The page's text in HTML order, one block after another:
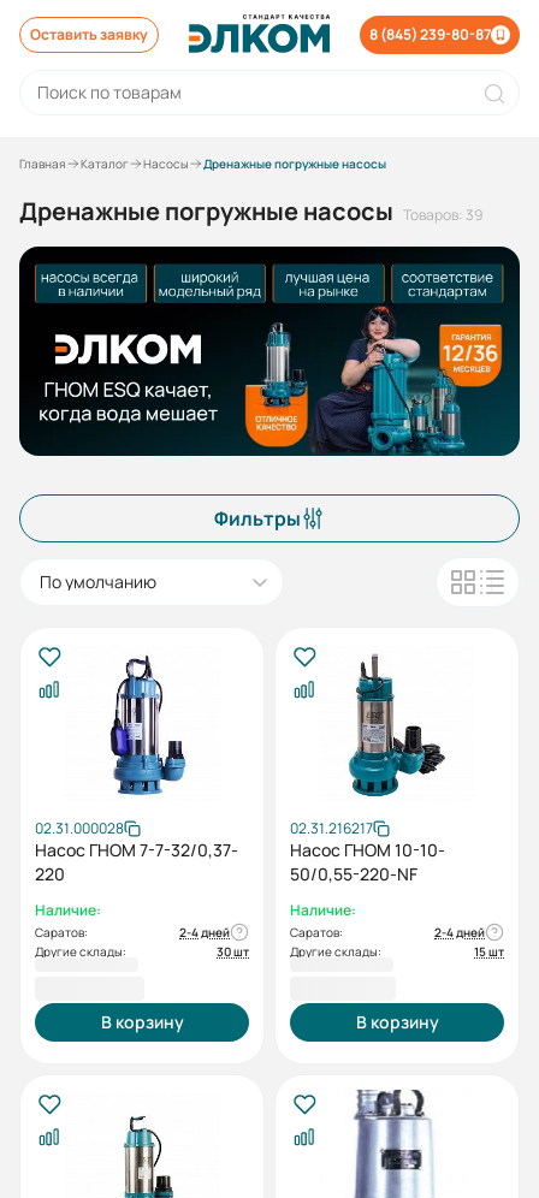
Оставить заявку 8 (845) 239-80-87
Главная Каталог Насосы Дренажные погружные насосы
Дренажные погружные насосы Товаров: 39
Фильтры
По умолчанию
02.31.000028
Насос ГНОМ 7-7-32/0,37-
220
Наличие:
Саратов:
2-4 дней
Другие склады:
30 шт
В корзину
02.31.216217
Насос ГНОМ 10-10-
50/0,55-220-NF
Наличие:
Саратов:
2-4 дней
Другие склады:
15 шт
В корзину